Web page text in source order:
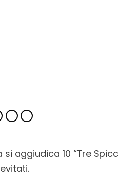
si aggiudica 10 “Tre